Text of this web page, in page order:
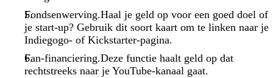
Fondsenwerving.Haal je geld op voor een goed doel of
je start-up? Gebruik dit soort kaart om te linken naar je
Indiegogo- of Kickstarter-pagina.
Fan-financiering.Deze functie haalt geld op dat
rechtstreeks naar je YouTube-kanaal gaat.